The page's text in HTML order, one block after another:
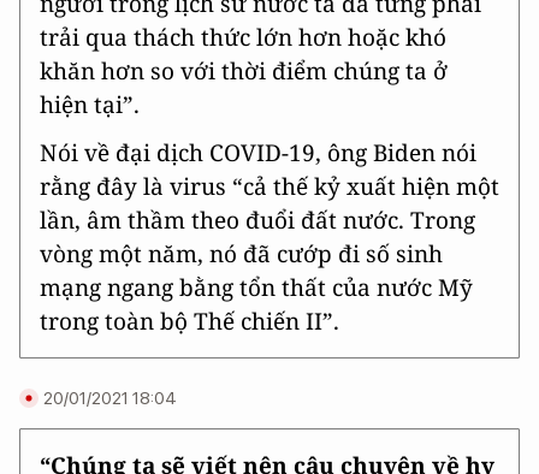
trải qua thách thức lớn hơn hoặc khó
khăn hơn so với thời điểm chúng ta ở
hiện tại”.
Nói về đại dịch COVID-19, ông Biden nói
rằng đây là virus “cả thế kỷ xuất hiện một
lần, âm thầm theo đuổi đất nước. Trong
vòng một năm, nó đã cướp đi số sinh
mạng ngang bằng tổn thất của nước Mỹ
trong toàn bộ Thế chiến II”.
20/01/2021 18:04
“Chúng ta sẽ viết nên câu chuyện về hy